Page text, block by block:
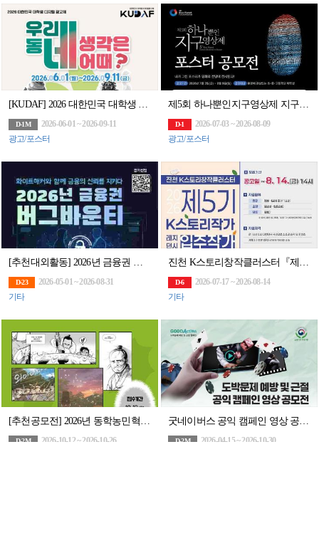
[KUDAF] 2026 대한민국 대학생 디지털 광고제
D-1M
2026-06-01 ~ 2026-09-11
광고/포스터
제5회 하나뿐인지구영상제 지구 환경 포스터 공모전
D-1
2026-07-03 ~ 2026-08-09
광고/포스터
[추천대외활동] 2026년 금융권 버그바운티 (~8/31)
D-23
2026-05-01 ~ 2026-08-31
기타
진천 K스토리창작클러스터『제5기 K스토리작가 레지던시 입주작가』(~8/14)
D-6
2026-07-17 ~ 2026-08-14
기타
D-2M
2026-10-12 ~ 2026-10-26
D-2M
2026-04-15 ~ 2026-10-30